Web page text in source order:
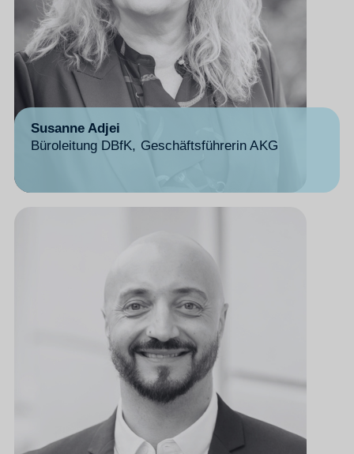
Susanne Adjei
Büroleitung DBfK, Geschäftsführerin AKG